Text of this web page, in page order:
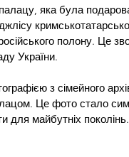
яка була
полону. Це
України.
з сімейного
Це фото стало
для майбутніх поколінь.